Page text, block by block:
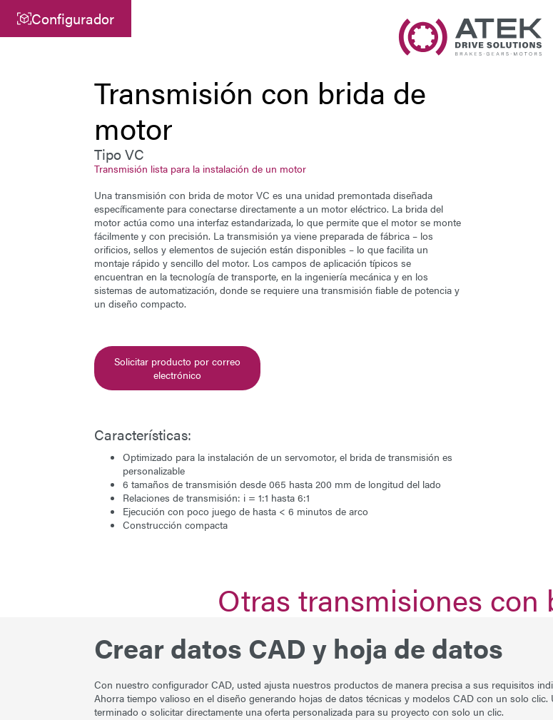
Siemensstraße 47
info@atek.de
+49 4101 7953-0
Nombre
Nombre de la Empresa
Correo Electrónico
Mensaje
Configurador
Transmisión con brida de
motor
Tipo VC
Transmisión lista para la instalación de un motor
Una transmisión con brida de motor VC es una unidad premontada diseñada
específicamente para conectarse directamente a un motor eléctrico. La brida del
motor actúa como una interfaz estandarizada, lo que permite que el motor se monte
fácilmente y con precisión. La transmisión ya viene preparada de fábrica – los
orificios, sellos y elementos de sujeción están disponibles – lo que facilita un
montaje rápido y sencillo del motor. Los campos de aplicación típicos se
encuentran en la tecnología de transporte, en la ingeniería mecánica y en los
sistemas de automatización, donde se requiere una transmisión fiable de potencia y
un diseño compacto.
Solicitar producto por correo
electrónico
Características:
Optimizado para la instalación de un servomotor, el brida de transmisión es
personalizable
6 tamaños de transmisión desde 065 hasta 200 mm de longitud del lado
Relaciones de transmisión: i = 1:1 hasta 6:1
Ejecución con poco juego de hasta < 6 minutos de arco
Construcción compacta
Otras transmisiones
Crear datos CAD y hoja de datos
Con nuestro configurador CAD, usted ajusta nuestros productos de manera precisa a sus requisitos
Ahorra tiempo valioso en el diseño generando hojas de datos técnicas y modelos CAD con un solo
terminado o solicitar directamente una oferta personalizada para su proyecto con solo un clic.